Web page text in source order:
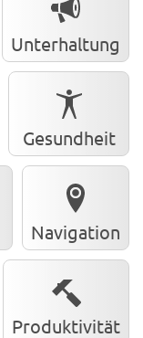
Unterhaltung
Gesundheit
Navigation
Produktivität